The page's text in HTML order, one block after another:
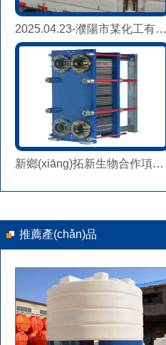
2025.04.23-濮陽市某化工有限公司列板換熱器KLC0.5-60發(fā)貨
新鄉(xiāng)拓新生物合作項目螺旋板換熱器
推薦產(chǎn)品